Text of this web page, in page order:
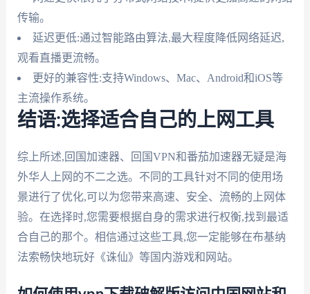
传输。
延迟更低:通过智能路由算法,最大程度降低网络延迟,
观看直播更流畅。
更好的兼容性:支持Windows、Mac、Android和iOS等
主流操作系统。
结语:选择适合自己的上网工具
综上所述,回国加速器、回国VPN和番茄加速器无疑是海
外华人上网的不二之选。不同的工具针对不同的使用场
景进行了优化,可以为您带来高速、安全、流畅的上网体
验。在选择时,您需要根据自身的需求进行权衡,找到最适
合自己的那个。相信通过这些工具,您一定能够在布基纳
法索畅快地玩好《诛仙》等国内游戏和网站。